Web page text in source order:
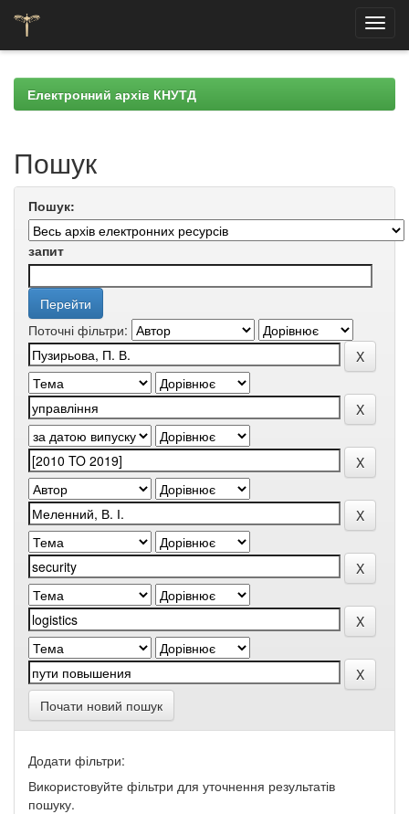
navigationЕлектронний архів КНУТД
Пошук
Пошук:
запит
Поточні фільтри:
Почати новий пошук
Додати фільтри:
Використовуйте фільтри для уточнення результатів
пошуку.